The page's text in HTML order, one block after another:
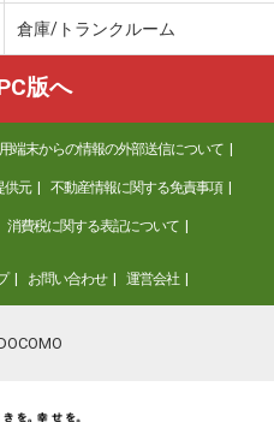
倉庫/トランクルーム
版へ
端末からの情報の外部送信について
供元 不動産情報に関する免責事項
消費税に関する表記について
お問い合わせ 運営会社